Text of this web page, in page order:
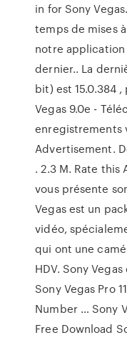
in for Sony
temps de mises
notre
dernier.. La
bit) est 15.0.384 ,
Vegas 9.0e -
enregistrements
Advertisement.
. 2.3 M. Rate this
vous présente
Vegas est un
vidéo,
qui ont une
HDV. Sony
Sony Vegas Pro
Number … Sony
Free Download